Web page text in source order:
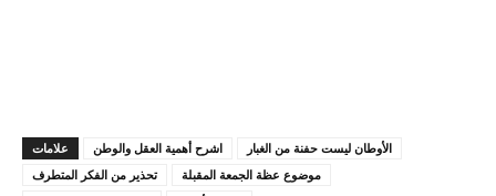
علامات اشرح أهمية العقل والوطن
الأوطان ليست حفنة من الغبار
تحذير من الفكر المتطرف
موضوع عظة الجمعة المقبلة